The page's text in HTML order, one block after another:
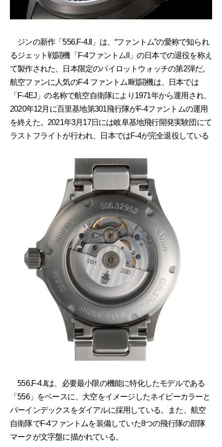
ジンの新作「556.F-4.II」は、“ファントム”の愛称で知られ
るジェット戦闘機「F-4ファントムII」の日本での退役を称え
て製作された、日本限定のパイロットウォッチの第2弾だ。
航空ファンに人気のF-4 ファントムII戦闘機は、日本では
「F-4EJ」の名称で航空自衛隊により1971年から運用され、
2020年12月に百里基地第301飛行隊がF-4ファントムの運用
を終えた。2021年3月17日には岐阜基地飛行開発実験団にて
ラストフライトが行われ、日本ではF-4が完全退役している
556.F-4.IIは、必要最小限の機能に特化したモデルである
「556」をベースに、大空をイメージしたネイビーカラーと
バーインデックスをダイアルに採用している。また、航空
自衛隊でF-4ファントムを装備していた8つの飛行隊の部隊
マークが文字盤に描かれている。